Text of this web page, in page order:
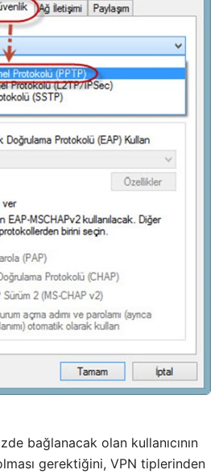
bağlanacak olan kullanıcının
gerektiğini, VPN tiplerinden